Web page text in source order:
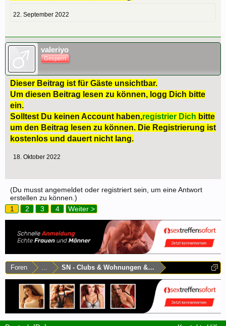
22. September 2022
valeriyo
Gesperrt
Dieser Beitrag ist für Gäste unsichtbar.
Um diesen Beitrag lesen zu können, logg Dich bitte
ein.
Solltest Du keinen Account haben,registrier Dich bitte
um den Beitrag lesen zu können. Die Registrierung ist
kostenlos und dauert nicht lang.
18. Oktober 2022
(Du musst angemeldet oder registriert sein, um eine Antwort
erstellen zu können.)
1
2 3 4 Weiter >
Foren ... SN - Clubs & Wohnungen & Laufhäuser